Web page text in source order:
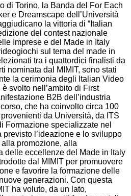
di Torino, la Banda del For Each
e Dreamscape dell’Università
la vittoria di “Italian
del contest nazionale
Imprese e del Made in Italy
sul tema del made in
tra i quattordici finalisti da
nominata dal MIMIT, sono stati
la cerimonia degli Italian Video
svolto nell’ambito di First
B2B dell’industria
che ha coinvolto circa 100
da Università, da ITS
Formazione specializzate nel
l’ideazione e lo sviluppo
promozione, alla
delle eccellenze del Made in Italy
dal MIMIT per promuovere
e favorire la formazione delle
generazioni. Con questa
ha voluto, da un lato,